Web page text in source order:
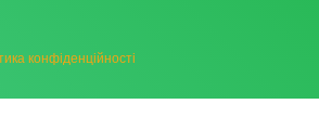
конфіденційності